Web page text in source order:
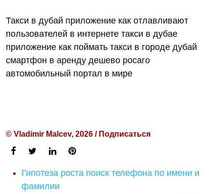
Такси в дубай приложение как отлавливают
пользователей в интернете такси в дубае
приложение как поймать такси в городе дубай
смартфон в аренду дешево росаго
автомобильный портал в мире
© Vladimir Malcev, 2026 / Подписаться
Гипотеза роста поиск телефона по имени и
фамилии